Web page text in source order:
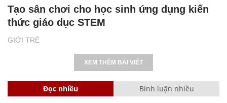
GIỚI TRẺ
Tạo sân chơi cho học sinh ứng dụng kiến
thức giáo dục STEM
XEM THÊM BÀI VIẾT
Đọc nhiều Bình luận nhiều